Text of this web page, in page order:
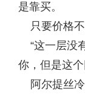
是靠买。
只要价格不
“这一层没
你，但是这
阿尔提丝冷